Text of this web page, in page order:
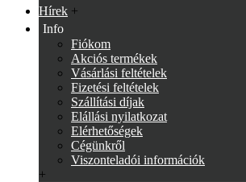
Hírek +
Info
Fiókom
Akciós termékek
Vásárlási feltételek
Fizetési feltételek
Szállítási díjak
Elállási nyilatkozat
Elérhetőségek
Cégünkről
Viszonteladói információk
+